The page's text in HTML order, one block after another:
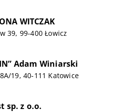
WITCZAK
39, 99-400 Łowicz
Adam Winiarski
19, 40-111 Katowice
sp. z o.o.